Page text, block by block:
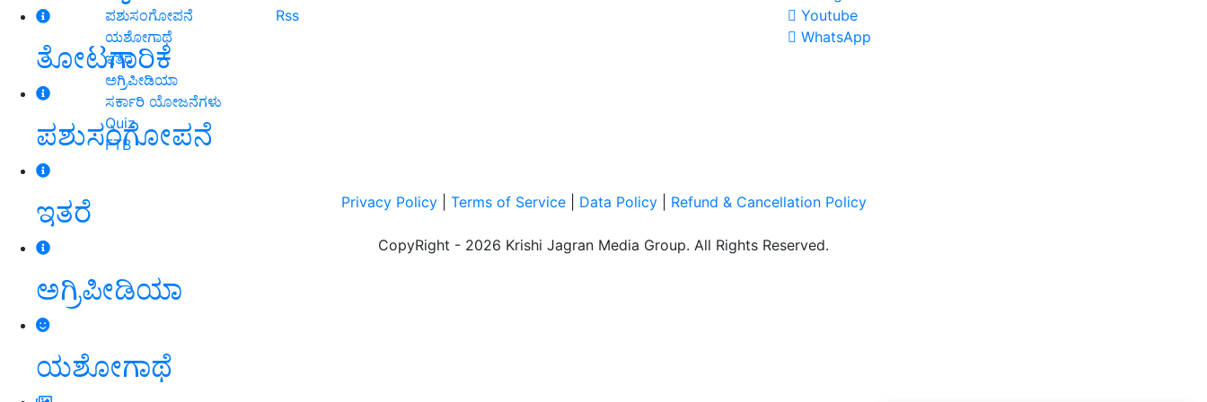
ತೋಟಗಾರಿಕೆ
ಪಶುಸಂಗೋಪನೆ
ಇತರೆ
ಅಗ್ರಿಪೀಡಿಯಾ
ಯಶೋಗಾಥೆ
ಪಶುಸಂಗೋಪನೆ
ಯಶೋಗಾಥೆ
ಇತರೆ
ಅಗ್ರಿಪೀಡಿಯಾ
ಸರ್ಕಾರಿ ಯೋಜನೆಗಳು
Quiz
FTB
Rss
Youtube
WhatsApp
Privacy Policy| Terms of Service| Data Policy| Refund & Cancellation Policy
CopyRight - 2026 Krishi Jagran Media Group. All Rights Reserved.